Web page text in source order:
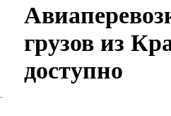
грузов из
доступно